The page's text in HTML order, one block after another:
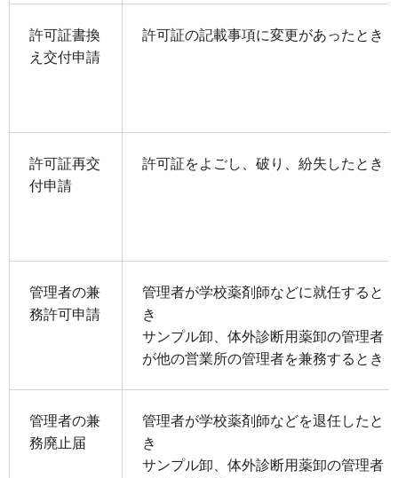
許可証書換
え交付申請
許可証の記載事項に変更があったとき
許可証再交
付申請
許可証をよごし、破り、紛失したとき
管理者の兼
務許可申請
管理者が学校薬剤師などに就任すると
き
サンプル卸、体外診断用薬卸の管理者
が他の営業所の管理者を兼務するとき
管理者の兼
務廃止届
管理者が学校薬剤師などを退任したと
き
サンプル卸、体外診断用薬卸の管理者